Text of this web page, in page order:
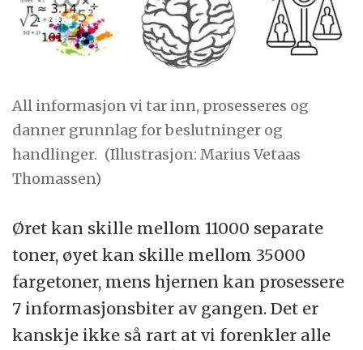
All informasjon vi tar inn, prosesseres og
danner grunnlag for beslutninger og
handlinger. (Illustrasjon: Marius Vetaas
Thomassen)
Øret kan skille mellom 11000 separate
toner, øyet kan skille mellom 35000
fargetoner, mens hjernen kan prosessere
7 informasjonsbiter av gangen. Det er
kanskje ikke så rart at vi forenkler alle